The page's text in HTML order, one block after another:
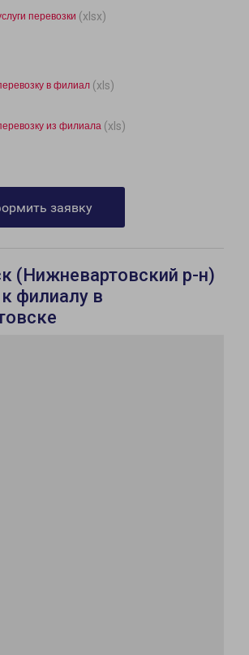
перевозки (xlsx)
в филиал (xls)
из филиала (xls)
заявку
(Нижневартовский р-н)
филиалу в